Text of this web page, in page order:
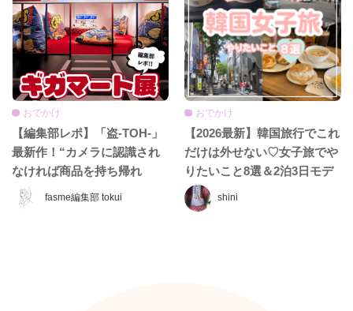
fasme編集部 tokui
おでかけ
【編集部レポ】「盗-TOH-」
最新作！“カメラに認識され
なければ商品を持ち帰れ
る”『ギガマート展』に行っ
てきた♡
shini
おでかけ
【2026最新】韓国旅行でこれ
だけは外せない♡女子旅でや
りたいこと8選＆2泊3日モデ
ルコース